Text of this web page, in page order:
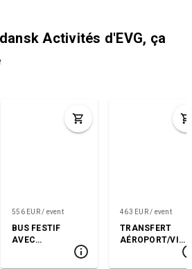
Activités d'EVG, ça
556 EUR / event
BUS FESTIF
AVEC
463 EUR / event
TRANSFERT
AÉROPORT/VIL
LE EN HUMMER